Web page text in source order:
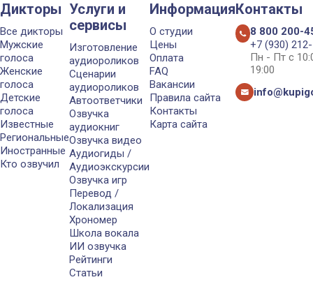
Дикторы
Все дикторы
Мужские
голоса
Женские
голоса
Детские
голоса
Известные
Региональные
Иностранные
Кто озвучил
Услуги и
сервисы
Изготовление
аудиороликов
Сценарии
аудиороликов
Автоответчики
Озвучка
аудиокниг
Озвучка видео
Аудиогиды /
Аудиоэкскурсии
Озвучка игр
Перевод /
Локализация
Хрономер
Школа вокала
ИИ озвучка
Рейтинги
Статьи
Информация
О студии
Цены
Оплата
FAQ
Вакансии
Правила сайта
Контакты
Карта сайта
Контакты
8 800 200-
+7 (930)
Пн - Пт с
19:00